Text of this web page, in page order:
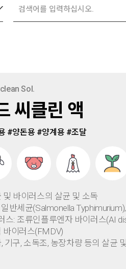
Sol.
씨클린 액
#양돈용 #양계용 #조달
및 바이러스의 살균 및 소독
반세균(Salmonella
스: 조류인플루엔자 바이러스(AI
바이러스(FMDV)
기구, 소독조, 농장차량 등의 살균